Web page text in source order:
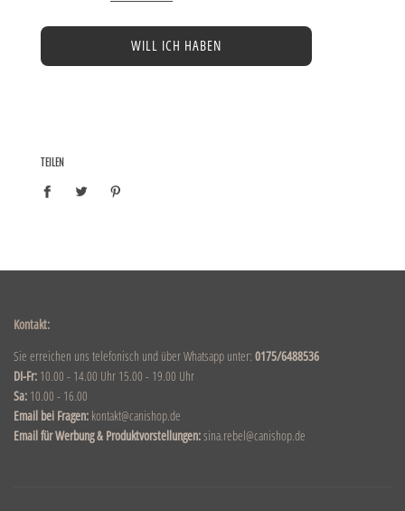
WILL ICH HABEN
TEILEN
Kontakt:
Sie erreichen uns telefonisch und über Whatsapp unter: 0175/6488536
DI-Fr: 10.00 - 14.00 Uhr 15.00 - 19.00 Uhr
Sa: 10.00 - 16.00
Email bei Fragen: kontakt@canishop.de
Email für Werbung & Produktvorstellungen:sina.rebel@canishop.de